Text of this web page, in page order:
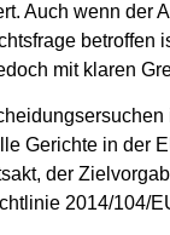
Auch wenn der
betroffen
mit klaren
Gerichte in der
der
2014/104/